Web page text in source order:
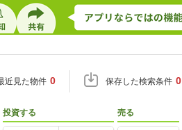
近見た物件 0 保存した検索条件 0
投資する 売る